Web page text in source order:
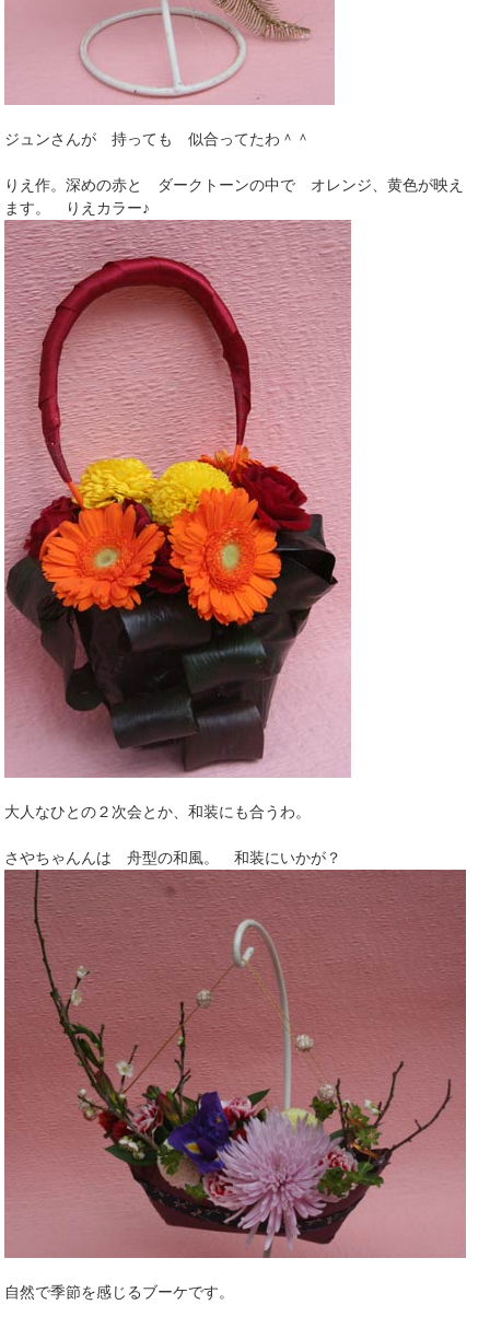
ジュンさんが 持っても 似合ってたわ＾＾
りえ作。深めの赤と ダークトーンの中で オレンジ、黄色が映え
ます。 りえカラー♪
大人なひとの２次会とか、和装にも合うわ。
さやちゃんんは 舟型の和風。 和装にいかが？
自然で季節を感じるブーケです。